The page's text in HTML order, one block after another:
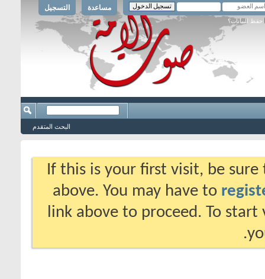
التسجيل مساعدة
حفظ البيانات؟
البحث المتقدم
If this is your first visit, be
above. You may have to
link above to proceed. To